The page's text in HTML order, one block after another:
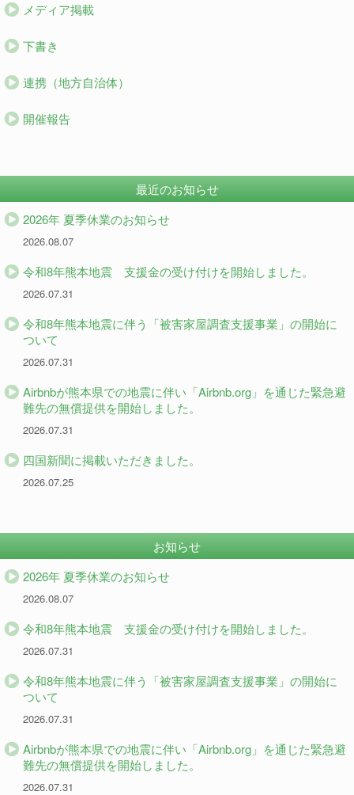
メディア掲載
下書き
連携（地方自治体）
開催報告
最近のお知らせ
2026年 夏季休業のお知らせ
2026.08.07
令和8年熊本地震 支援金の受け付けを開始しました。
2026.07.31
令和8年熊本地震に伴う「被害家屋調査支援事業」の開始に
ついて
2026.07.31
Airbnbが熊本県での地震に伴い「Airbnb.org」を通じた緊急避
難先の無償提供を開始しました。
2026.07.31
四国新聞に掲載いただきました。
2026.07.25
お知らせ
2026年 夏季休業のお知らせ
2026.08.07
令和8年熊本地震 支援金の受け付けを開始しました。
2026.07.31
令和8年熊本地震に伴う「被害家屋調査支援事業」の開始に
ついて
2026.07.31
Airbnbが熊本県での地震に伴い「Airbnb.org」を通じた緊急避
難先の無償提供を開始しました。
2026.07.31